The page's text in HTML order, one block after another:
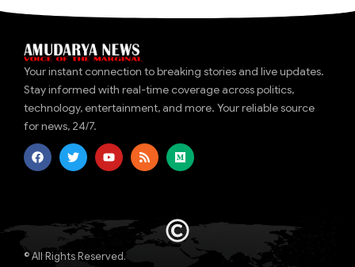
Your instant connection to breaking stories and live updates.
Stay informed with real-time coverage across politics,
technology, entertainment, and more. Your reliable source
for news, 24/7.
© All Rights Reserved.